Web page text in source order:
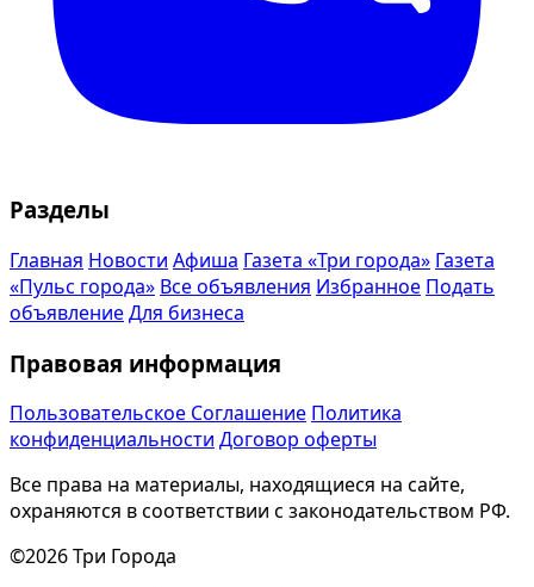
Разделы
Главная Новости Афиша Газета «Три города» Газета
«Пульс города» Все объявления Избранное Подать
объявлениеДля бизнеса
Правовая информация
Пользовательское Соглашение Политика
конфиденциальности Договор оферты
Все права на материалы, находящиеся на сайте,
охраняются в соответствии с законодательством РФ.
©2026 Три Города